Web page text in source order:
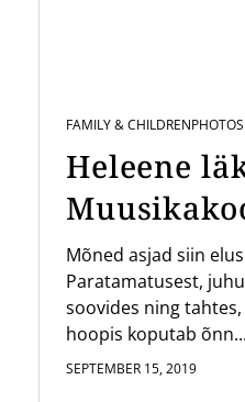
FAMILY & CHILDRENPHOTOS
Heleene
Mõned asjad siin
Paratamatusest,
soovides ning
hoopis koputab õnn...
SEPTEMBER 15, 2019